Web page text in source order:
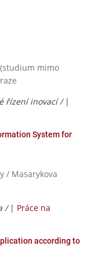
mimo
řízení inovací / |
System for
/ Masarykova
/ | Práce na
according to